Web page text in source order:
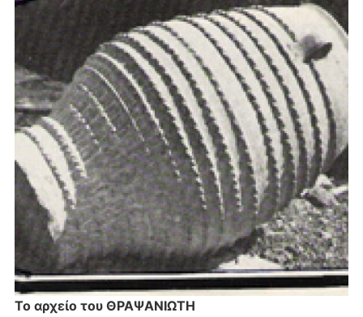
Το αρχείο του ΘΡΑΨΑΝΙΩΤΗ